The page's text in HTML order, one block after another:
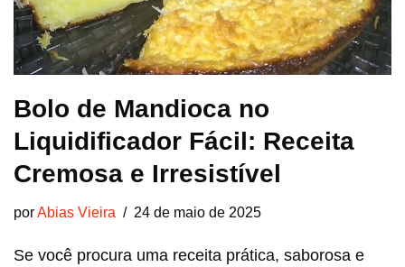
Bolo de Mandioca no
Liquidificador Fácil: Receita
Cremosa e Irresistível
porAbias Vieira 24 de maio de 2025
Se você procura uma receita prática, saborosa e